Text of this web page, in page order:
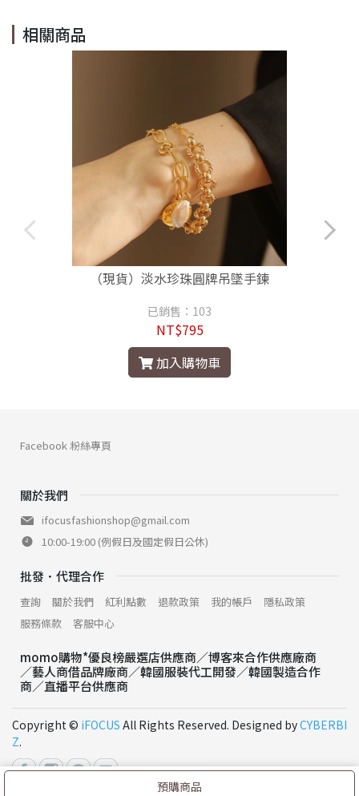
預購商品
相關商品
（現貨）淡水珍珠圓牌吊墜手鍊
已銷售：103
NT$795
加入購物車
關於我們
ifocusfashionshop@gmail.com
10:00-19:00 (例假日及國定假日公休)
批發．代理合作
查詢 關於我們 紅利點數 退款政策 我的帳戶
隱私政策
服務條款
客服中心
momo購物*優良榜嚴選店供應商／博客來合作供應廠商
／藝人商借品牌廠商／韓國服裝代工開發／韓國製造合作
商／直播平台供應商
Facebook 粉絲專頁
Copyright © iFOCUS All Rights Reserved. Designed byCYBERBI
Z.